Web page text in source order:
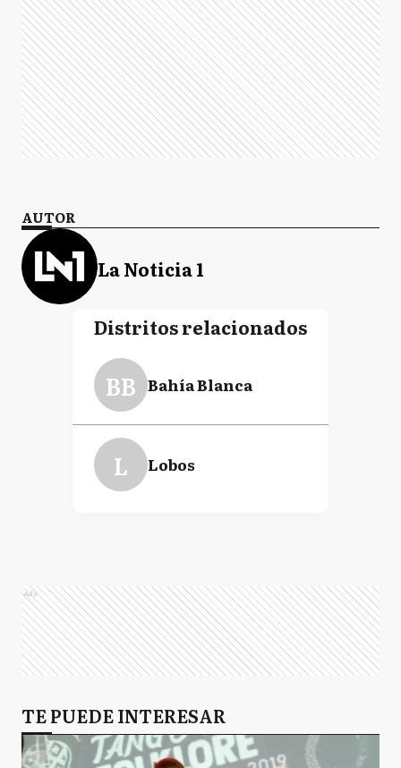
AUTOR
La Noticia 1
Distritos relacionados
BB Bahía Blanca
L Lobos
Ads
TE PUEDE INTERESAR